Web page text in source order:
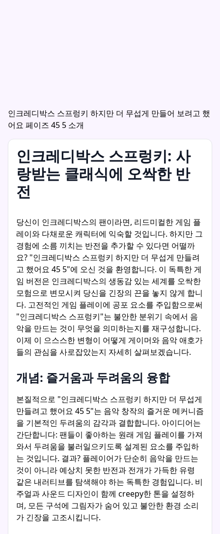
인크레디박스 스프렁키 하지만 더 무섭게 만들어 보려고 했
어요 페이즈 45 5 소개
인크레디박스 스프렁키: 사
랑받는 클래식에 오싹한 반
전
당신이 인크레디박스의 팬이라면, 리드미컬한 게임 플
레이와 다채로운 캐릭터에 익숙할 것입니다. 하지만 그
경험에 소름 끼치는 반전을 추가할 수 있다면 어떨까
요? "인크레디박스 스프렁키 하지만 더 무섭게 만들려
고 했어요 45 5"에 오신 것을 환영합니다. 이 독특한 게
임 버전은 인크레디박스의 생동감 있는 세계를 오싹한
모험으로 변모시켜 당신을 긴장의 끈을 놓지 않게 합니
다. 고전적인 게임 플레이에 공포 요소를 주입함으로써
"인크레디박스 스프렁키"는 불안한 분위기 속에서 음
악을 만드는 것이 무엇을 의미하는지를 재구성합니다.
이제 이 으스스한 변형이 어떻게 게이머와 음악 애호가
들의 관심을 사로잡았는지 자세히 살펴보겠습니다.
개념: 즐거움과 두려움의 융합
본질적으로 "인크레디박스 스프렁키 하지만 더 무섭게
만들려고 했어요 45 5"는 음악 창작의 즐거운 메커니즘
을 기본적인 두려움의 감각과 결합합니다. 아이디어는
간단합니다: 팬들이 좋아하는 원래 게임 플레이를 가져
와서 두려움을 불러일으키도록 설계된 요소를 주입하
는 것입니다. 결과? 플레이어가 단순히 음악을 만드는
것이 아니라 예상치 못한 반전과 전개가 가득한 유령
같은 내러티브를 탐색해야 하는 독특한 경험입니다. 비
주얼과 사운드 디자인이 함께 creepy한 톤을 설정하
며, 모든 구석에 그림자가 숨어 있고 불안한 환경 소리
가 긴장을 고조시킵니다.